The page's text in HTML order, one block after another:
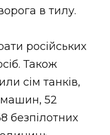
в тилу.
російських
Також
сім танків,
машин, 52
безпілотних